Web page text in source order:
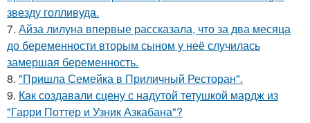
звезду голливуда.
7. Айза лилуна впервые рассказала, что за два месяца
до беременности вторым сыном у неё случилась
замершая беременность.
8. "Пришла Семейка в Приличный Ресторан".
9. Как создавали сцену с надутой тетушкой мардж из
"Гарри Поттер и Узник Азкабана"?